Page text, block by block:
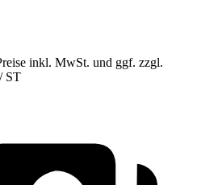
inkl. MwSt. und ggf. zzgl.
/ ST